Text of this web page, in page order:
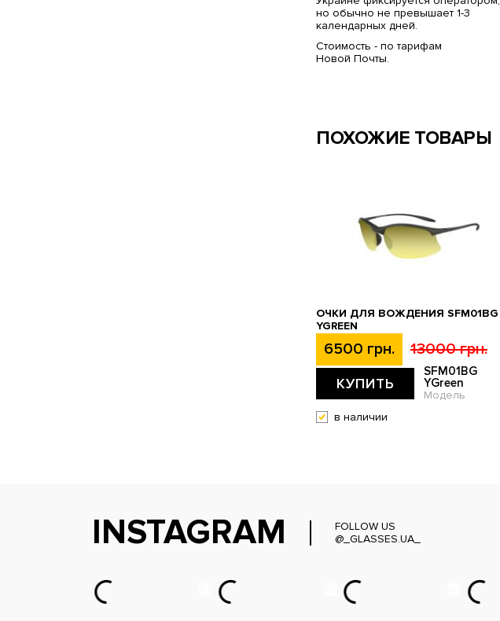
но обычно не превышает 1-3
календарных дней.
Стоимость - по тарифам
Новой Почты.
ПОХОЖИЕ ТОВАРЫ
ОЧКИ ДЛЯ ВОЖДЕНИЯ SFM01BG
YGREEN
6500 грн. 13000 грн.
КУПИТЬ
SFM01BG
YGreen
Модель
в наличии
INSTAGRAM
FOLLOW US
@_GLASSES.UA_